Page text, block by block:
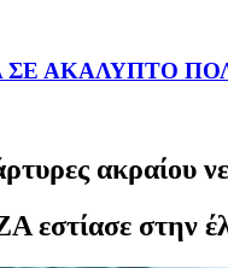
ΣΕ ΑΚΑΛΥΠΤΟ
ακραίου
εστίασε στην